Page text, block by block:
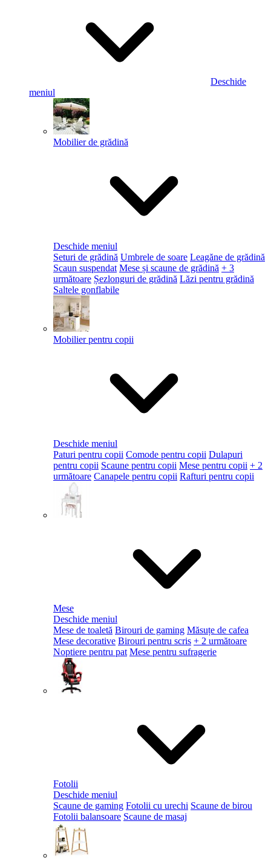
Deschide
meniul
Mobilier de grădină
Deschide meniul
Seturi de grădină Umbrele de soare Leagăne de grădină
Scaun suspendat Mese și scaune de grădină + 3
următoare Șezlonguri de grădină Lăzi pentru grădină
Saltele gonflabile
Mobilier pentru copii
Deschide meniul
Paturi pentru copii Comode pentru copii Dulapuri
pentru copii Scaune pentru copii Mese pentru copii + 2
următoare Canapele pentru copii Rafturi pentru copii
Mese
Deschide meniul
Mese de toaletă Birouri de gaming Măsuțe de cafea
Mese decorative Birouri pentru scris + 2 următoare
Noptiere pentru pat Mese pentru sufragerie
Fotolii
Deschide meniul
Scaune de gaming Fotolii cu urechi Scaune de birou
Fotolii balansoare Scaune de masaj